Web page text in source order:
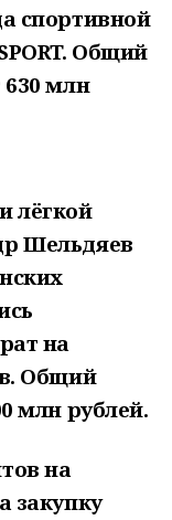
спортивной
Общий
630 млн
лёгкой
Шельдяев
на
Общий
млн рублей.
на
закупку